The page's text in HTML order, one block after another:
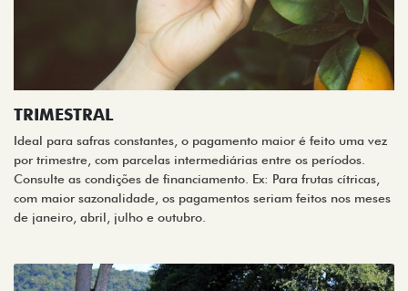
TRIMESTRAL
Ideal para safras constantes, o pagamento maior é feito uma vez
por trimestre, com parcelas intermediárias entre os períodos.
Consulte as condições de financiamento. Ex: Para frutas cítricas,
com maior sazonalidade, os pagamentos seriam feitos nos meses
de janeiro, abril, julho e outubro.